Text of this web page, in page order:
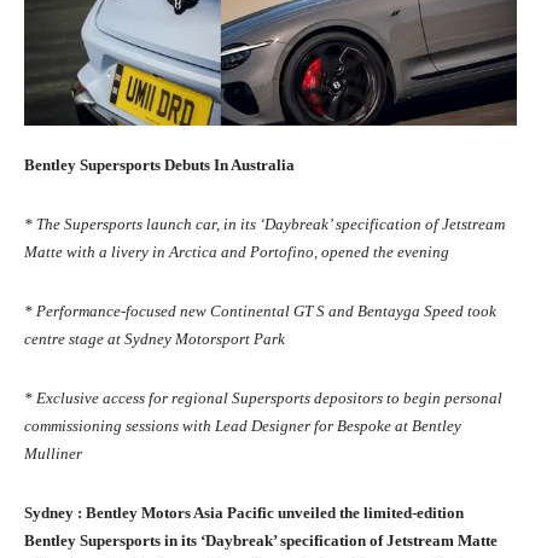
Bentley Supersports Debuts In Australia
* The Supersports launch car, in its ‘Daybreak’ specification of Jetstream
Matte with a livery in Arctica and Portofino, opened the evening
* Performance-focused new Continental GT S and Bentayga Speed took
centre stage at Sydney Motorsport Park
* Exclusive access for regional Supersports depositors to begin personal
commissioning sessions with Lead Designer for Bespoke at Bentley
Mulliner
Sydney : Bentley Motors Asia Pacific unveiled the limited-edition
Bentley Supersports in its ‘Daybreak’ specification of Jetstream Matte